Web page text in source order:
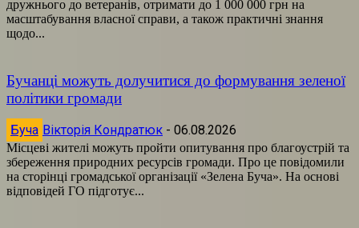
дружнього до ветеранів, отримати до 1 000 000 грн на
масштабування власної справи, а також практичні знання
щодо...
Бучанці можуть долучитися до формування зеленої
політики громади
Буча Вікторія Кондратюк - 06.08.2026
Місцеві жителі можуть пройти опитування про благоустрій та
збереження природних ресурсів громади. Про це повідомили
на сторінці громадської організації «Зелена Буча». На основі
відповідей ГО підготує...